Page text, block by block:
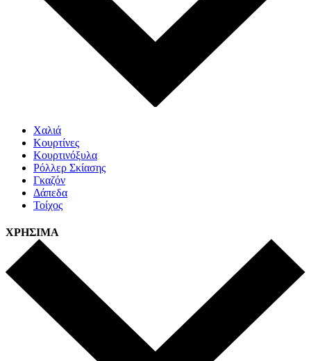
Χαλιά
Κουρτίνες
Κουρτινόξυλα
Ρόλλερ Σκίασης
Γκαζόν
Δάπεδα
Τοίχος
ΧΡΗΣΙΜΑ